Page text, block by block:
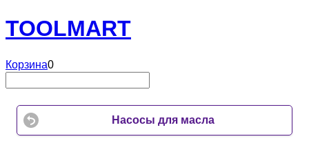
TOOLMART
Корзина0
Насосы для масла